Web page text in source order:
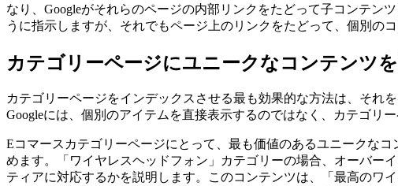
なり、Googleがそれらのページの内部リンクをたどって子コンテン
うに指示しますが、それでもページ上のリンクをたどって、個別の
カテゴリーページにユニークなコンテンツ
カテゴリーページをインデックスさせる最も効果的な方法は、それ
Googleには、個別のアイテムを直接表示するのではなく、カテゴリ
Eコマースカテゴリーページにとって、最も価値のあるユニークな
めます。「ワイヤレスヘッドフォン」カテゴリーの場合、オーバー
ティアに対応するかを説明します。このコンテンツは、「最高のワ